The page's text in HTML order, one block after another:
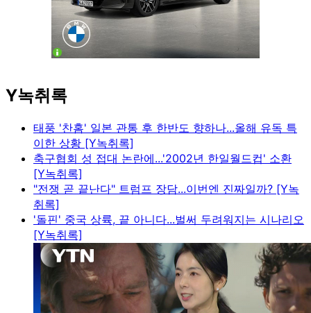
Y녹취록
태풍 '찬홈' 일본 관통 후 한반도 향하나...올해 유독 특
이한 상황 [Y녹취록]
축구협회 성 접대 논란에...'2002년 한일월드컵' 소환
[Y녹취록]
"전쟁 곧 끝난다" 트럼프 장담...이번엔 진짜일까? [Y녹
취록]
'돌핀' 중국 상륙, 끝 아니다...벌써 두려워지는 시나리오
[Y녹취록]